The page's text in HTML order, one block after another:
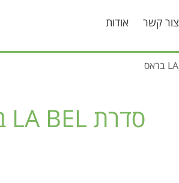
צור קשר אודות
סדרת LA BEL בראס